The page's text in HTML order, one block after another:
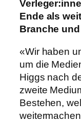
Ende als
Branche
«Wir haben
um die
Higgs nach
zweite
Bestehen,